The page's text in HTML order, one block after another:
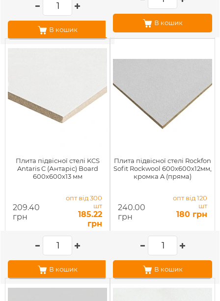
В кошик
В кошик
Плита підвісної стелі KCS
Antaris C (Антаріс) Board
600х600х13 мм
209.40
грн
опт від 300
шт
185.22
грн
В кошик
Плита підвісної стелі Rockfon
Sofit Rockwool 600х600х12мм,
кромка A (пряма)
240.00
грн
опт від 120
шт
180 грн
В кошик